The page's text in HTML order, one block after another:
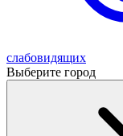
слабовидящих
Выберите город